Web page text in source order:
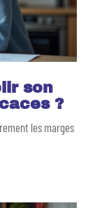
son
?
les marges